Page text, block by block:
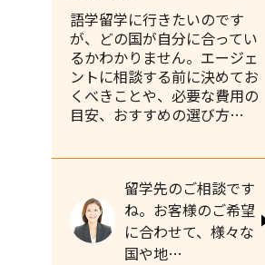
語学留学に行きたいのです
が、どの国が自分に合ってい
るかわかりません。エージェ
ントに相談する前に決めてお
くべきことや、必要な費用の
目安、おすすめの選び方…
留学先のご相談です
ね。お客様のご希望
に合わせて、様々な
国や地…